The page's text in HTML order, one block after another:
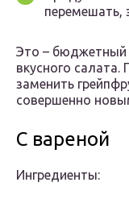
перемешать,
Это – бюджетный
вкусного
заменить
совершенно
С вареной
Ингредиенты: